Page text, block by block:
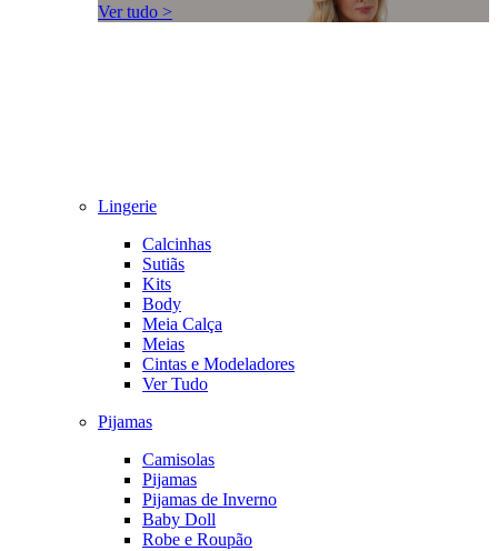
Ver tudo >
Lingerie
Calcinhas
Sutiãs
Kits
Body
Meia Calça
Meias
Cintas e Modeladores
Ver Tudo
Pijamas
Camisolas
Pijamas
Pijamas de Inverno
Baby Doll
Robe e Roupão